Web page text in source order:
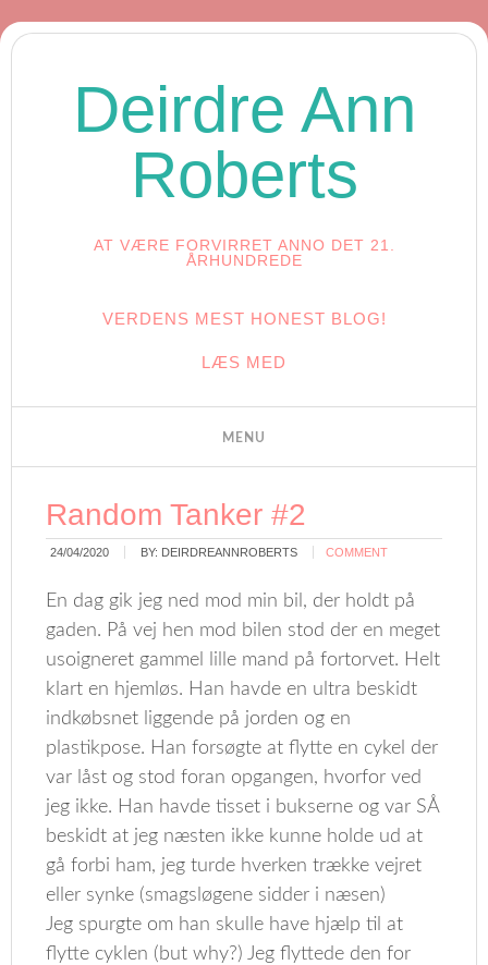
Deirdre Ann
Roberts
AT VÆRE FORVIRRET ANNO DET 21.
ÅRHUNDREDE
VERDENS MEST HONEST BLOG!
LÆS MED
Random Tanker #2
24/04/2020 BY: DEIRDREANNROBERTS COMMENT
En dag gik jeg ned mod min bil, der holdt på
gaden. På vej hen mod bilen stod der en meget
usoigneret gammel lille mand på fortorvet. Helt
klart en hjemløs. Han havde en ultra beskidt
indkøbsnet liggende på jorden og en
plastikpose. Han forsøgte at flytte en cykel der
var låst og stod foran opgangen, hvorfor ved
jeg ikke. Han havde tisset i bukserne og var SÅ
beskidt at jeg næsten ikke kunne holde ud at
gå forbi ham, jeg turde hverken trække vejret
eller synke (smagsløgene sidder i næsen)
Jeg spurgte om han skulle have hjælp til at
flytte cyklen (but why?) Jeg flyttede den for